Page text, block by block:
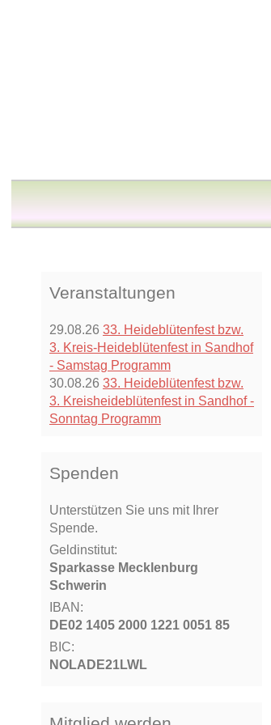
Veranstaltungen
29.08.26 33. Heideblütenfest bzw.
3. Kreis-Heideblütenfest in Sandhof
- Samstag Programm
30.08.26 33. Heideblütenfest bzw.
3. Kreisheideblütenfest in Sandhof -
Sonntag Programm
Spenden
Unterstützen Sie uns mit Ihrer
Spende.
Geldinstitut:
Sparkasse Mecklenburg
Schwerin
IBAN:
DE02 1405 2000 1221 0051 85
BIC:
NOLADE21LWL